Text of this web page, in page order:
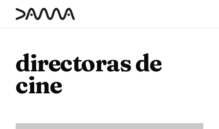
contenido
directoras de
cine